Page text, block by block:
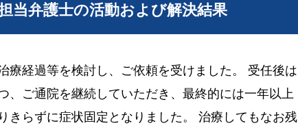
当弁護士の活動および解決結果
療経過等を検討し、ご依頼を受けました。 受任後は
、ご通院を継続していただき、最終的には一年以上
きらずに症状固定となりました。 治療してもなお残